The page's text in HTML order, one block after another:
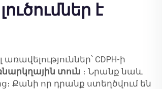
է
CDPH-ի
տուն ։ Նրանք նաև
Քանի որ դրանք ստեղծվում են